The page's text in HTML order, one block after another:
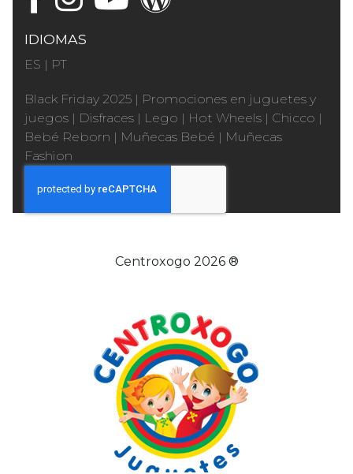
IDIOMAS
ES | PT
Black Friday 2025 | Promociones en juguetes y
juegos | Disfraces | Lego | Hot Wheels | Chicco |
Bebé Reborn | Muñecas Bebé | Muñecas
Fashion
Centroxogo 2026 ®